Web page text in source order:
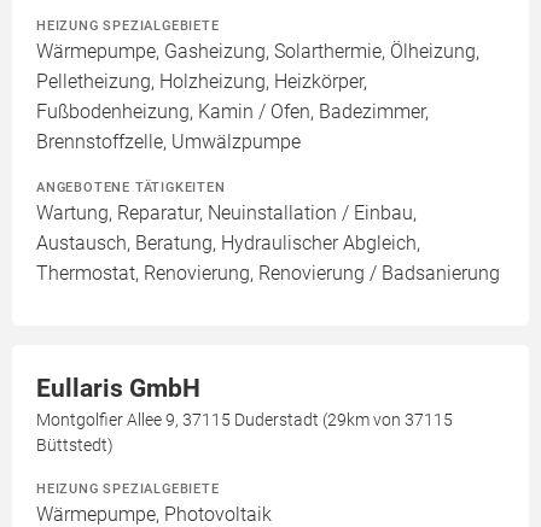
HEIZUNG SPEZIALGEBIETE
Wärmepumpe, Gasheizung, Solarthermie, Ölheizung,
Pelletheizung, Holzheizung, Heizkörper,
Fußbodenheizung, Kamin / Ofen, Badezimmer,
Brennstoffzelle, Umwälzpumpe
ANGEBOTENE TÄTIGKEITEN
Wartung, Reparatur, Neuinstallation / Einbau,
Austausch, Beratung, Hydraulischer Abgleich,
Thermostat, Renovierung, Renovierung / Badsanierung
Eullaris GmbH
Montgolfier Allee 9, 37115 Duderstadt (29km von 37115
Büttstedt)
HEIZUNG SPEZIALGEBIETE
Wärmepumpe, Photovoltaik